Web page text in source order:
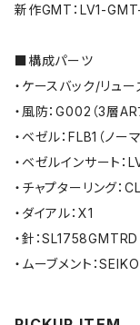
新作GMT：LV1-
■構成パーツ
・ケースバック/リュー
・風防：G002（3層
・ベゼル：FLB1（ノーマ
・ベゼルインサート：
・チャプターリング：
・ダイアル：X1
・針：SL1758GMTRD
・ムーブメント：